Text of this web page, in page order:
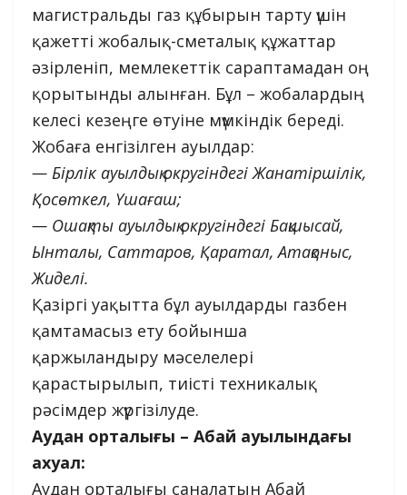
магистральды газ құбырын тарту үшін
қажетті жобалық-сметалық құжаттар
әзірленіп, мемлекеттік сараптамадан оң
қорытынды алынған. Бұл – жобалардың
келесі кезеңге өтуіне мүмкіндік береді.
Жобаға енгізілген ауылдар:
— Бірлік ауылдық округіндегі Жанатіршілік,
Қосөткел, Үшағаш;
— Ошақты ауылдық округіндегі Бақшысай,
Ынталы, Саттаров, Қаратал, Атақоныс,
Жиделі.
Қазіргі уақытта бұл ауылдарды газбен
қамтамасыз ету бойынша
қаржыландыру мәселелері
қарастырылып, тиісті техникалық
рәсімдер жүргізілуде.
Аудан орталығы – Абай ауылындағы
ахуал:
Аудан орталығы саналатын Абай